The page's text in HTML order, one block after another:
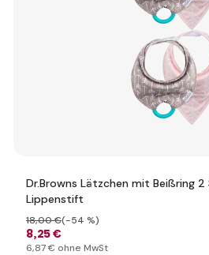
Dr.Browns Lätzchen mit Beißring 2
Lippenstift
8,25 €
18,00 €(-54 %)
6,87 € ohne MwSt